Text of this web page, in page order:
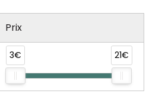
Prix
3€ 21€